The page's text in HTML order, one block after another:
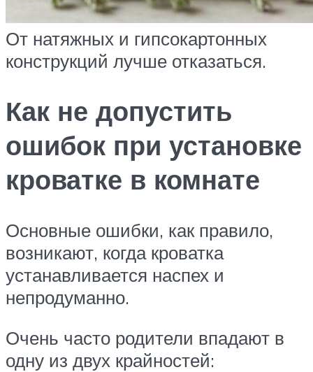
От натяжных и гипсокартонных
конструкций лучше отказаться.
Как не допустить
ошибок при установке
кроватке в комнате
Основные ошибки, как правило,
возникают, когда кроватка
устанавливается наспех и
непродуманно.
Очень часто родители впадают в
одну из двух крайностей: